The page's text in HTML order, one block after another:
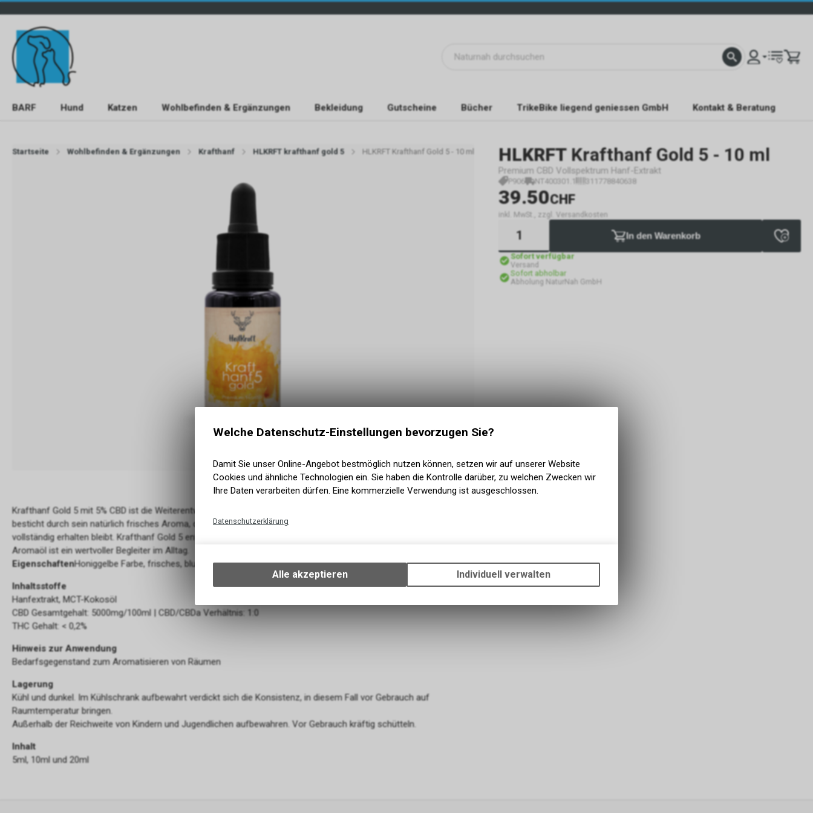
BARF Hund Katzen Wohlbefinden & Ergänzungen Bekleidung Gutscheine Bücher TrikeBike liegend geniessen GmbH Kontakt & Beratung
Startseite Wohlbefinden & Ergänzungen Krafthanf HLKRFT krafthanf gold 5 HLKRFT Krafthanf Gold 5 - 10 ml HLKRFT Krafthanf Gold 5 - 10 ml
Premium CBD Vollspektrum Hanf-Extrakt
P906 NT400301.1 311778840638
39.50CHF
inkl. MwSt., zzgl. Versandkosten
In den Warenkorb
Sofort verfügbar
Versand
Sofort abholbar
Abholung NaturNah GmbH
Krafthanf Gold 5 mit 5% CBD ist die Weiterentwicklung unseres
besticht durch sein natürlich frisches Aroma, das Dank der besonders schonenden Destillation und Filterung
vollständig erhalten bleibt. Krafthanf Gold 5 enthält zu 100% CBD Reinsubstanz und kein CBDa. Krafthanf Gold 5
Aromaöl ist ein wertvoller Begleiter im Alltag.
EigenschaftenHoniggelbe Farbe, frisches, blumiges Aroma
Inhaltsstoffe
Hanfextrakt, MCT-Kokosöl
CBD Gesamtgehalt: 5000mg/100ml | CBD/CBDa Verhältnis: 1:0
THC Gehalt: < 0,2%
Hinweis zur Anwendung
Bedarfsgegenstand zum Aromatisieren von Räumen
Lagerung
Kühl und dunkel. Im Kühlschrank aufbewahrt verdickt sich die Konsistenz, in diesem Fall vor Gebrauch auf
Raumtemperatur bringen.
Außerhalb der Reichweite von Kindern und Jugendlichen aufbewahren. Vor Gebrauch kräftig schütteln.
Inhalt
5ml, 10ml und 20ml
Welche Datenschutz-Einstellungen bevorzugen Sie?
Damit Sie unser Online-Angebot bestmöglich nutzen können, setzen wir auf unserer Website
Cookies und ähnliche Technologien ein. Sie haben die Kontrolle darüber, zu welchen Zwecken wir
Ihre Daten verarbeiten dürfen. Eine kommerzielle Verwendung ist ausgeschlossen.
Datenschutzerklärung
Ihrem Gerät, um die grundlegenden Funktionen unseres Online-Angebots, wie die
Verwendung des Warenkorbs, zu ermöglichen. Bitte beachten Sie, dass die
zulassen.
Alle akzeptieren Individuell verwalten